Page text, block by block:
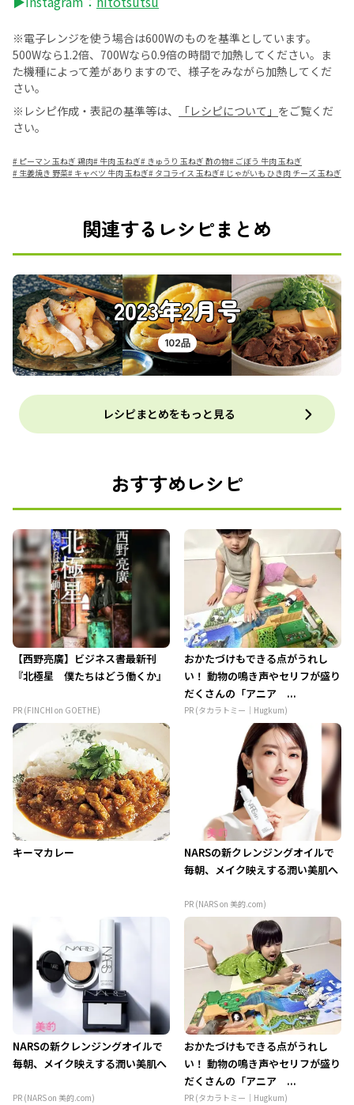
※電子レンジを使う場合は600Wのものを基準としています。
500Wなら1.2倍、700Wなら0.9倍の時間で加熱してください。ま
た機種によって差がありますので、様子をみながら加熱してくだ
さい。
※レシピ作成・表記の基準等は、
「レシピについて」 をご覧くだ
さい。
# ピーマン 玉ねぎ 鶏肉#牛肉 玉ねぎ# きゅうり 玉ねぎ 酢の物# ごぼう 牛肉 玉ねぎ
# 生姜焼き 野菜# キャベツ 牛肉 玉ねぎ# タコライス 玉ねぎ# じゃがいも ひき肉 チーズ 玉ねぎ
関連するレシピまとめ
2023年2月号
102品
レシピまとめをもっと見る
おすすめレシピ
【西野亮廣】ビジネス書最新刊
『北極星 僕たちはどう働くか』
PR (FINCHI on GOETHE)
おかたづけもできる点がうれし
い！ 動物の鳴き声やセリフが盛り
だくさんの「アニア ...
PR (タカラトミー｜Hugkum)
キーマカレー
NARSの新クレンジングオイルで
毎朝、メイク映えする潤い美肌へ
PR (NARS on 美的.com)
NARSの新クレンジングオイルで
毎朝、メイク映えする潤い美肌へ
PR (NARS on 美的.com)
おかたづけもできる点がうれし
い！ 動物の鳴き声やセリフが盛り
だくさんの「アニア ...
PR (タカラトミー｜Hugkum)